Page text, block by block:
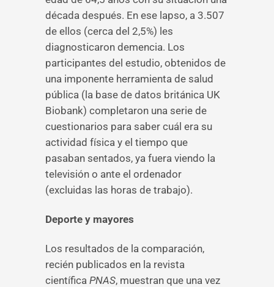
década después. En ese lapso, a 3.507
de ellos (cerca del 2,5%) les
diagnosticaron demencia. Los
participantes del estudio, obtenidos de
una imponente herramienta de salud
pública (la base de datos británica UK
Biobank) completaron una serie de
cuestionarios para saber cuál era su
actividad física y el tiempo que
pasaban sentados, ya fuera viendo la
televisión o ante el ordenador
(excluidas las horas de trabajo).
Deporte y mayores
Los resultados de la comparación,
recién publicados en la revista
científica PNAS, muestran que una vez